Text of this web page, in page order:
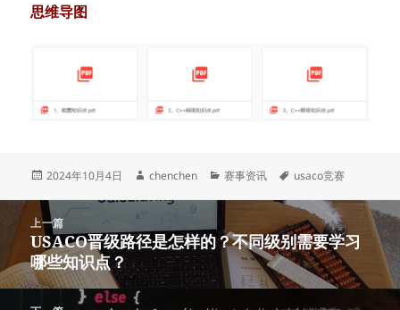
思维导图
发
于
2024年10月4日
作
chenchen
分
赛事资讯
标
usaco竞赛
导
航
上一篇
上
篇
文
章：
USACO晋级路径是怎样的？不同级别需要学习
哪些知识点？